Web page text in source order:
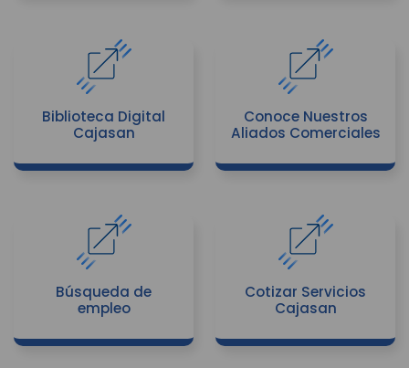
Biblioteca Digital
Cajasan
Conoce Nuestros
Aliados Comerciales
Búsqueda de
empleo
Cotizar Servicios
Cajasan